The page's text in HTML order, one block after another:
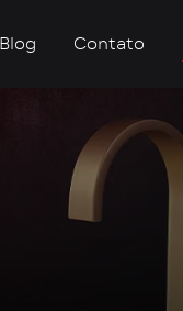
Blog Contato